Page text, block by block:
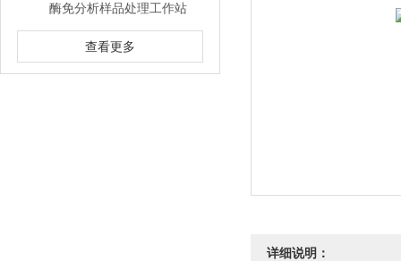
酶免分析样品处理工作站
查看更多
详细说明：